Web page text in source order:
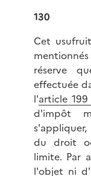
130
Cet
réserve
effectuée
l'article
d'impôt
du droit
limite. Par
l'objet ni